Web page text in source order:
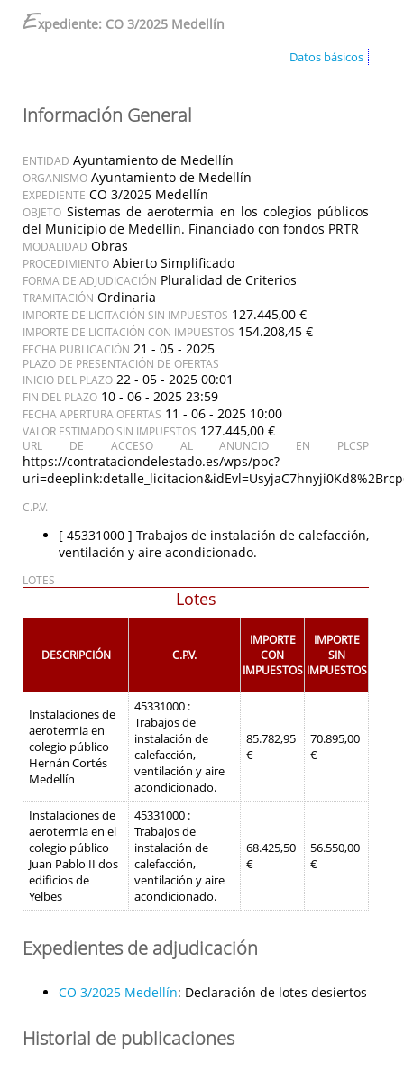
Expediente: CO 3/2025 Medellín
Datos básicos
Información General
ENTIDAD Ayuntamiento de Medellín
ORGANISMO Ayuntamiento de Medellín
EXPEDIENTE CO 3/2025 Medellín
OBJETO Sistemas de aerotermia en los colegios públicos
del Municipio de Medellín. Financiado con fondos PRTR
MODALIDAD Obras
PROCEDIMIENTO Abierto Simplificado
FORMA DE ADJUDICACIÓN Pluralidad de Criterios
TRAMITACIÓN Ordinaria
IMPORTE DE LICITACIÓN SIN IMPUESTOS 127.445,00 €
IMPORTE DE LICITACIÓN CON IMPUESTOS 154.208,45 €
FECHA PUBLICACIÓN 21 - 05 - 2025
PLAZO DE PRESENTACIÓN DE OFERTAS
INICIO DEL PLAZO 22 - 05 - 2025 00:01
FIN DEL PLAZO 10 - 06 - 2025 23:59
FECHA APERTURA OFERTAS 11 - 06 - 2025 10:00
VALOR ESTIMADO SIN IMPUESTOS 127.445,00 €
URL DE ACCESO AL ANUNCIO EN PLCSP
https://contrataciondelestado.es/wps/poc?
C.P.V.
[ 45331000 ] Trabajos de instalación de calefacción,
ventilación y aire acondicionado.
LOTES
Lotes
DESCRIPCIÓN C.P.V.
IMPORTE
CON
IMPUESTOS
IMPORTE
SIN
IMPUESTOS
Instalaciones de
aerotermia en
colegio público
Hernán Cortés
Medellín
45331000 :
Trabajos de
instalación de
calefacción,
ventilación y aire
acondicionado.
85.782,95
€
70.895,00
€
Instalaciones de
aerotermia en el
colegio público
Juan Pablo II dos
edificios de
Yelbes
45331000 :
Trabajos de
instalación de
calefacción,
ventilación y aire
acondicionado.
68.425,50
€
56.550,00
€
Expedientes de adjudicación
CO 3/2025 Medellín: Declaración de lotes desiertos
Historial de publicaciones